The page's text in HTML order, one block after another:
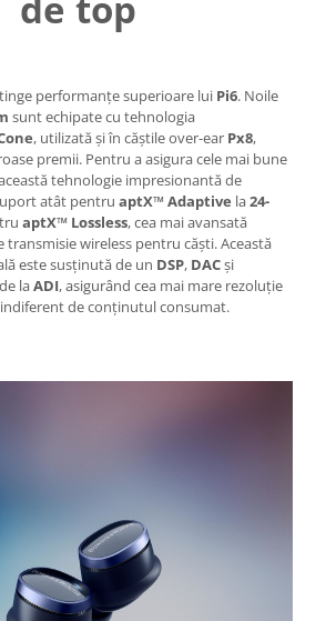
performanțe superioare lui Pi6. Noile
sunt echipate cu tehnologia
, utilizată și în căștile over-ear Px8,
premii. Pentru a asigura cele mai bune
tehnologie impresionantă de
atât pentru aptX™ Adaptive la24-
aptX™ Lossless, cea mai avansată
wireless pentru căști. Această
este susținută de un DSP, DACși
laADI, asigurând cea mai mare rezoluție
de conținutul consumat.